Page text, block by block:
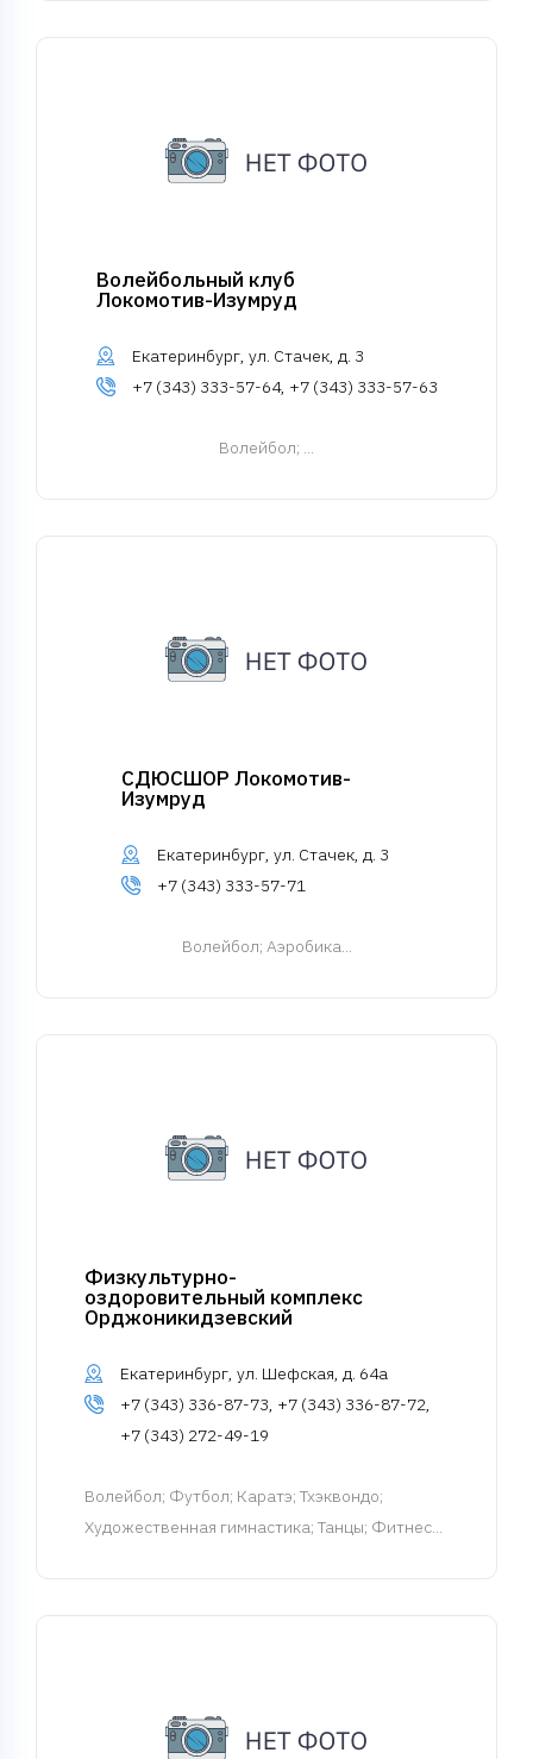
Волейбольный клуб
Локомотив-Изумруд
Екатеринбург, ул. Стачек, д. 3
+7 (343) 333-57-64, +7 (343) 333-57-63
Волейбол; ...
СДЮСШОР Локомотив-
Изумруд
Екатеринбург, ул. Стачек, д. 3
+7 (343) 333-57-71
Волейбол; Аэробика...
Физкультурно-
оздоровительный комплекс
Орджоникидзевский
Екатеринбург, ул. Шефская, д. 64а
+7 (343) 336-87-73, +7 (343) 336-87-72,
+7 (343) 272-49-19
Волейбол; Футбол; Каратэ; Тхэквондо;
Художественная гимнастика; Танцы; Фитнес...